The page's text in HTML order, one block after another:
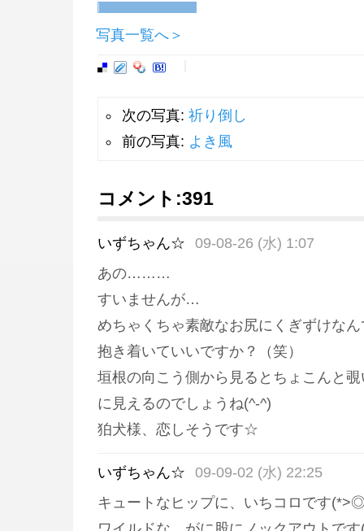
写真一覧へ＞
次の写真: 祈り倒し
前の写真: よき風
コメント:391
いずちゃん☆
09-08-26 (水) 1:07
あの………
すいませんが…
めちゃくちゃ素敵なお尻にくぎずけな
抱き着いていいですか？（笑）
垣根の向こう側から見るとちょこんと
に見えるのでしょうね(^-^)
狛犬様、恋しそうです☆
いずちゃん☆
09-09-02 (水) 22:25
キュートなヒップに、いちコロです